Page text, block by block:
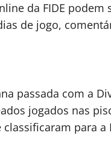
da FIDE podem
de jogo,
passada com a
jogados nas
para